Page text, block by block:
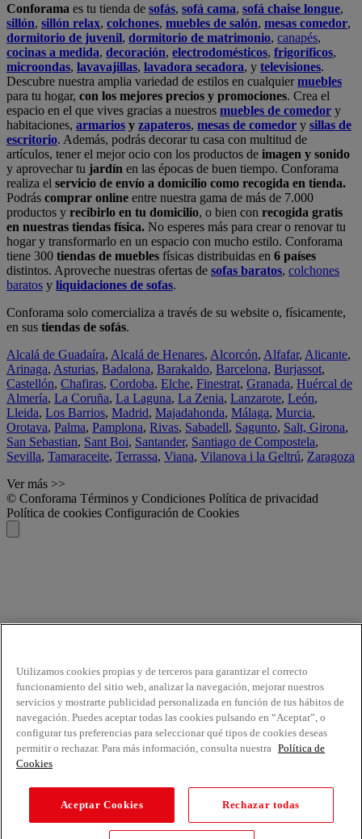
Conforama es tu tienda de sofás, sofá cama, sofá chaise longue,
sillón, sillón relax, colchones, muebles de salón, mesas comedor,
dormitorio de juvenil, dormitorio de matrimonio, canapés,
cocinas a medida, decoración, electrodomésticos, frigoríficos,
microondas, lavavajillas, lavadora secadora, y televisiones.
Descubre nuestra amplia variedad de estilos en cualquiermuebles
para tu hogar, con los mejores precios y promociones. Crea el
espacio en el que vives gracias a nuestros muebles de comedor y
habitaciones, armarios y zapateros, mesas de comedor y sillas de
escritorio. Además, podrás decorar tu casa con multitud de
artículos, tener el mejor ocio con los productos de imagen y sonido
y aprovechar tu jardín en las épocas de buen tiempo. Conforama
realiza el servicio de envío a domicilio como recogida en tienda.
Podrás comprar online entre nuestra gama de más de 7.000
productos y recibirlo en tu domicilio, o bien con recogida gratis
en nuestras tiendas física. No esperes más para crear o renovar tu
hogar y transformarlo en un espacio con mucho estilo. Conforama
tiene 300 tiendas de muebles físicas distribuidas en 6 países
distintos. Aproveche nuestras ofertas de sofas baratos, colchones
baratos y liquidaciones de sofas.
Conforama solo comercializa a través de su website o, físicamente,
en sus tiendas de sofás.
Alcalá de Guadaíra, Alcalá de Henares, Alcorcón, Alfafar, Alicante,
Arinaga, Asturias, Badalona, Barakaldo, Barcelona, Burjassot,
Castellón, Chafiras, Cordoba, Elche, Finestrat, Granada, Huércal de
Almería, La Coruña, La Laguna, La Zenia, Lanzarote, León,
Lleida, Los Barrios, Madrid, Majadahonda, Málaga, Murcia,
Orotava, Palma, Pamplona, Rivas, Sabadell, Sagunto, Salt, Girona,
San Sebastian, Sant Boi, Santander, Santiago de Compostela,
Sevilla, Tamaraceite, Terrassa, Viana, Vilanova i la Geltrú, Zaragoza
Ver más >>
© Conforama Términos y Condiciones Política de privacidad
Política de cookies Configuración de Cookies
Utilizamos cookies propias y de terceros para garantizar el correcto
funcionamiento del sitio web, analizar la navegación, mejorar nuestros
servicios y mostrarte publicidad personalizada en función de tus hábitos de
navegación. Puedes aceptar todas las cookies pulsando en “Aceptar”, o
configurar tus preferencias para seleccionar qué tipos de cookies deseas
permitir o rechazar. Para más información, consulta nuestra Política de
Cookies
Aceptar Cookies Rechazar todas